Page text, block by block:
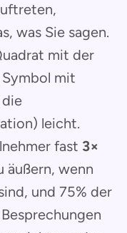
was Sie sagen.
mit der
mit
leicht.
fast 3×
äußern, wenn
und 75% der